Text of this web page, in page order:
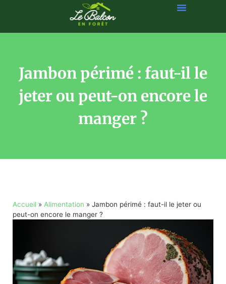
Jambon périmé : faut-il le
jeter ou peut-on encore le
manger ?
Accueil » Alimentation » Jambon périmé : faut-il le jeter ou
peut-on encore le manger ?